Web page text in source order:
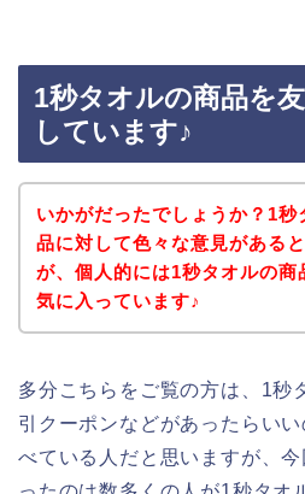
1秒タオルの商品を
しています♪
いかがだったでしょうか？1秒
品に対して色々な意見がある
が、個人的には1秒タオルの商
気に入っています♪
多分こちらをご覧の方は、1秒
引クーポンなどがあったらい
べている人だと思いますが、